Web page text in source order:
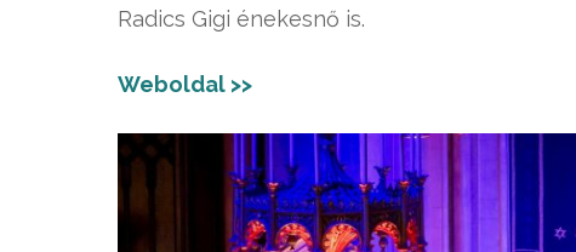
Radics Gigi énekesnő is.
Weboldal >>